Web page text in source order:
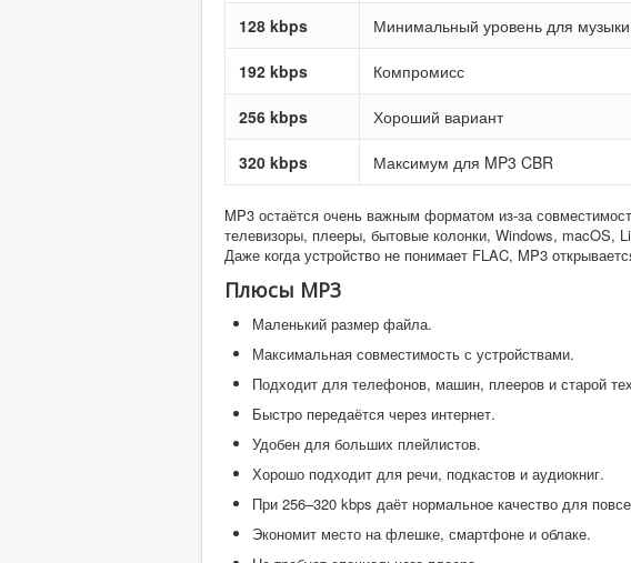
128 kbps Минимальный уровень для музыки
192 kbps Компромисс
256 kbps Хороший вариант
320 kbps Максимум для MP3 CBR
MP3 остаётся очень важным форматом из-за
телевизоры, плееры, бытовые колонки, Windows, macOS,
Даже когда устройство не понимает FLAC, MP3
Плюсы MP3
Маленький размер файла.
Максимальная совместимость с устройствами.
Подходит для телефонов, машин, плееров и старой
Быстро передаётся через интернет.
Удобен для больших плейлистов.
Хорошо подходит для речи, подкастов и аудиокниг.
При 256–320 kbps даёт нормальное качество для
Экономит место на флешке, смартфоне и облаке.